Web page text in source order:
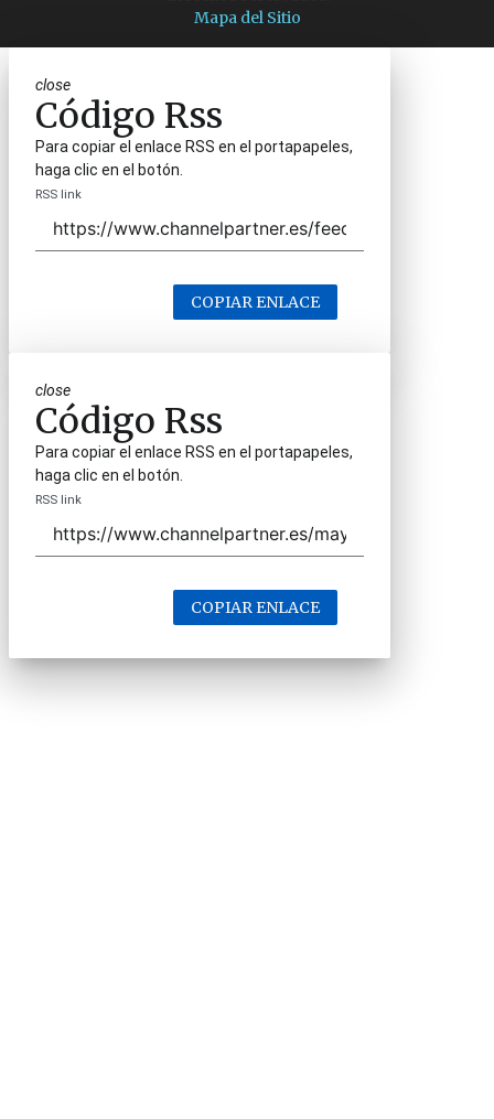
Mapa del Sitio
close
Código Rss
Para copiar el enlace RSS en el portapapeles,
haga clic en el botón.
RSS link
COPIAR ENLACE
close
Código Rss
Para copiar el enlace RSS en el portapapeles,
haga clic en el botón.
RSS link
COPIAR ENLACE